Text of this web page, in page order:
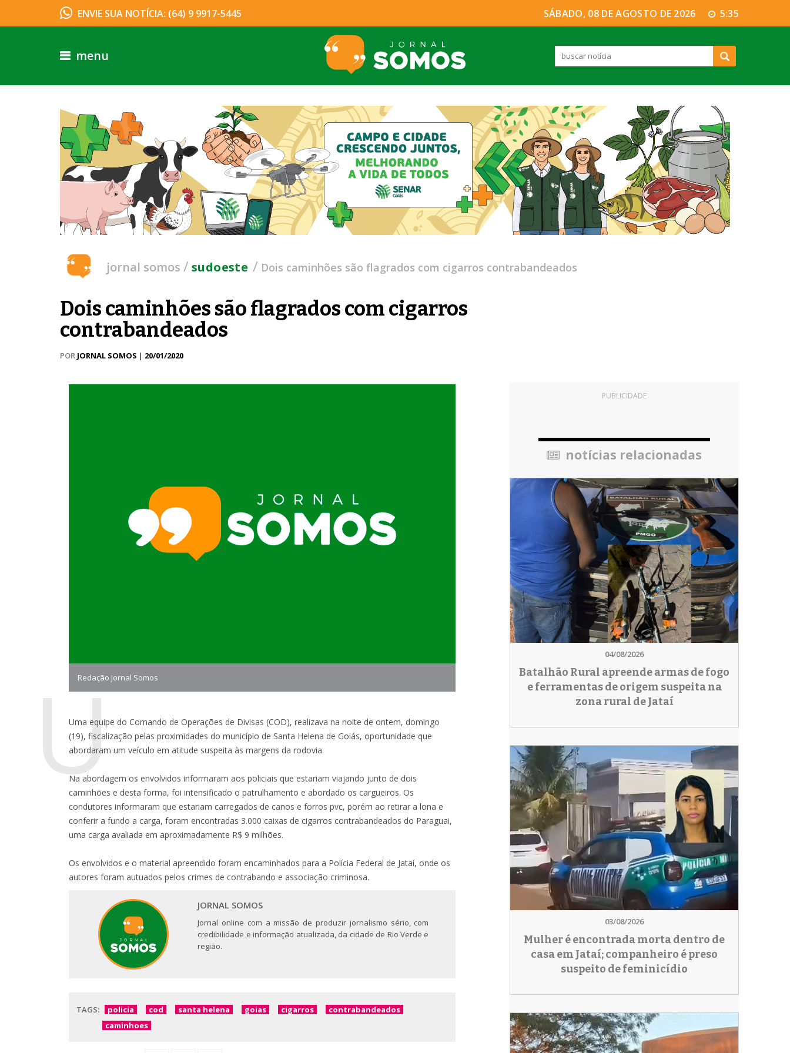
ENVIE SUA NOTÍCIA: (64) 9 9917-5445 SÁBADO, 08 DE AGOSTO DE 2026 5:35
menu
jornal somos /sudoeste / Dois caminhões são flagrados com cigarros contrabandeados
Dois caminhões são flagrados com cigarros
contrabandeados
POR JORNAL SOMOS | 20/01/2020
Redação Jornal Somos
U
Uma equipe do Comando de Operações de Divisas (COD), realizava na noite de ontem, domingo
(19), fiscalização pelas proximidades do município de Santa Helena de Goiás, oportunidade que
abordaram um veículo em atitude suspeita às margens da rodovia.
Na abordagem os envolvidos informaram aos policiais que estariam viajando junto de dois
caminhões e desta forma, foi intensificado o patrulhamento e abordado os cargueiros. Os
condutores informaram que estariam carregados de canos e forros pvc, porém ao retirar a lona e
conferir a fundo a carga, foram encontradas 3.000 caixas de cigarros contrabandeados do Paraguai,
uma carga avaliada em aproximadamente R$ 9 milhões.
Os envolvidos e o material apreendido foram encaminhados para a Polícia Federal de Jataí, onde os
autores foram autuados pelos crimes de contrabando e associação criminosa.
JORNAL SOMOS
Jornal online com a missão de produzir jornalismo sério, com
credibilidade e informação atualizada, da cidade de Rio Verde e
região.
TAGS: policia cod santa helena goias cigarros
contrabandeados
caminhoes
PUBLICIDADE
notícias relacionadas
04/08/2026
Batalhão Rural apreende armas de fogo
e ferramentas de origem suspeita na
zona rural de Jataí
03/08/2026
Mulher é encontrada morta dentro de
casa em Jataí; companheiro é preso
suspeito de feminicídio